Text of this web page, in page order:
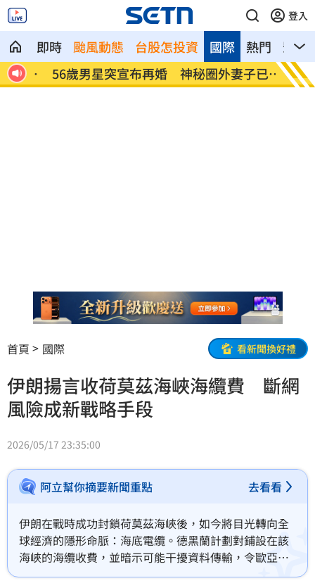
登入
即時 颱風動態 台股怎投資 熱門 影音
國際
內
56歲男星突宣布再婚 神秘圈外妻子已懷
孕
綠5戰
首頁 國際 看新聞換好禮
伊朗揚言收荷莫茲海峽海纜費 斷網
風險成新戰略手段
2026/05/17 23:35:00
阿立幫你摘要新聞重點 去看看
伊朗在戰時成功封鎖荷莫茲海峽後，如今將目光轉向全
球經濟的隱形命脈：海底電纜。德黑蘭計劃對鋪設在該
海峽的海纜收費，並暗示可能干擾資料傳輸，令歐亞與
中東部分地區面臨網路中斷風險。